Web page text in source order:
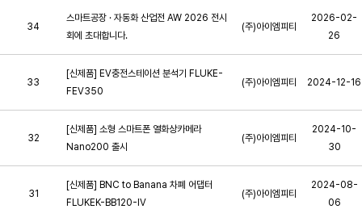
34
스마트공장 · 자동화 산업전 AW 2026 전시
회에 초대합니다.
(주)아이엠피티
2026-02-
26
33
[신제품] EV충전스테이션 분석기 FLUKE-
FEV350
(주)아이엠피티 2024-12-16
32
[신제품] 소형 스마트폰 열화상카메라
Nano200 출시
(주)아이엠피티
2024-10-
30
31
[신제품] BNC to Banana 차폐 어댑터
FLUKEK-BB120-IV
(주)아이엠피티
2024-08-
06